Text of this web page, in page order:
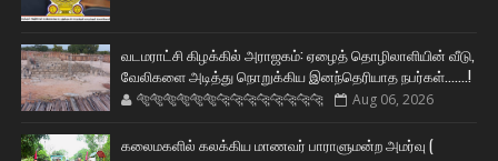
வடமராட்சி கிழக்கில் அராஜகம்: ஏழைத் தொழிலாளியின் வீடு,
வேலிகளை அடித்து நொறுக்கிய இனந்தெரியாத நபர்கள்.......!
🐅🐅🐅🐅🐅🐅🐆🐆🐆🐆🐆🐆🐆🐆 Aug 06, 2026
கலைமகளில் கலக்கிய மாணவர் பாராளுமன்ற அமர்வு (